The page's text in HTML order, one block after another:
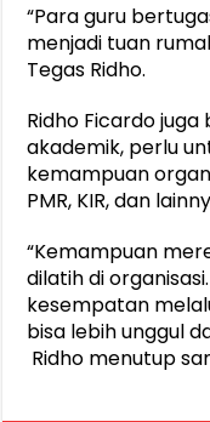
“Para guru
menjadi tuan
Tegas Ridho.
Ridho Ficardo
akademik, perlu
kemampuan
PMR, KIR, dan
“Kemampuan
dilatih di
kesempatan
bisa lebih unggul
Ridho menutup